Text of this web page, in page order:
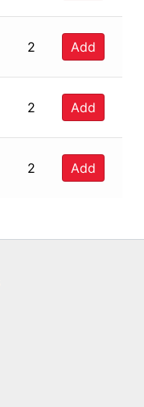
2 Add
2 Add
2 Add